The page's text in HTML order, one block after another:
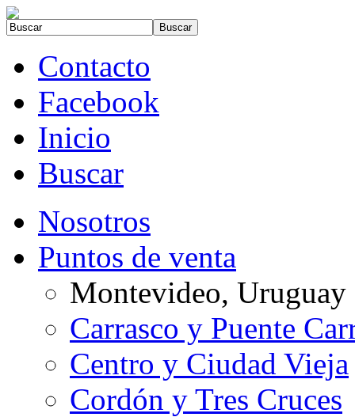
Contacto
Facebook
Inicio
Buscar
Nosotros
Puntos de venta
Montevideo, Uruguay
Carrasco y Puente
Centro y Ciudad Vieja
Cordón y Tres Cruces